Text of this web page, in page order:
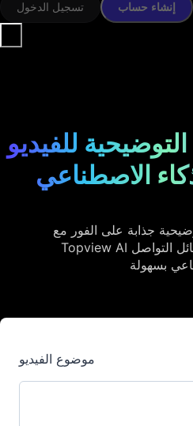
تسجيل الدخول إنشاء حساب
للفيديو
الاصطناعي
جذابة على الفور مع
Topview AI وزد تأثيرك على وسائل التواصل
موضوع الفيديو